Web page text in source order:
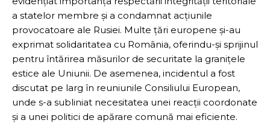
a statelor membre și a condamnat acțiunile
provocatoare ale Rusiei. Multe țări europene și-au
exprimat solidaritatea cu România, oferindu-și sprijinul
pentru întărirea măsurilor de securitate la granițele
estice ale Uniunii. De asemenea, incidentul a fost
discutat pe larg în reuniunile Consiliului European,
unde s-a subliniat necesitatea unei reacții coordonate
și a unei politici de apărare comună mai eficiente.